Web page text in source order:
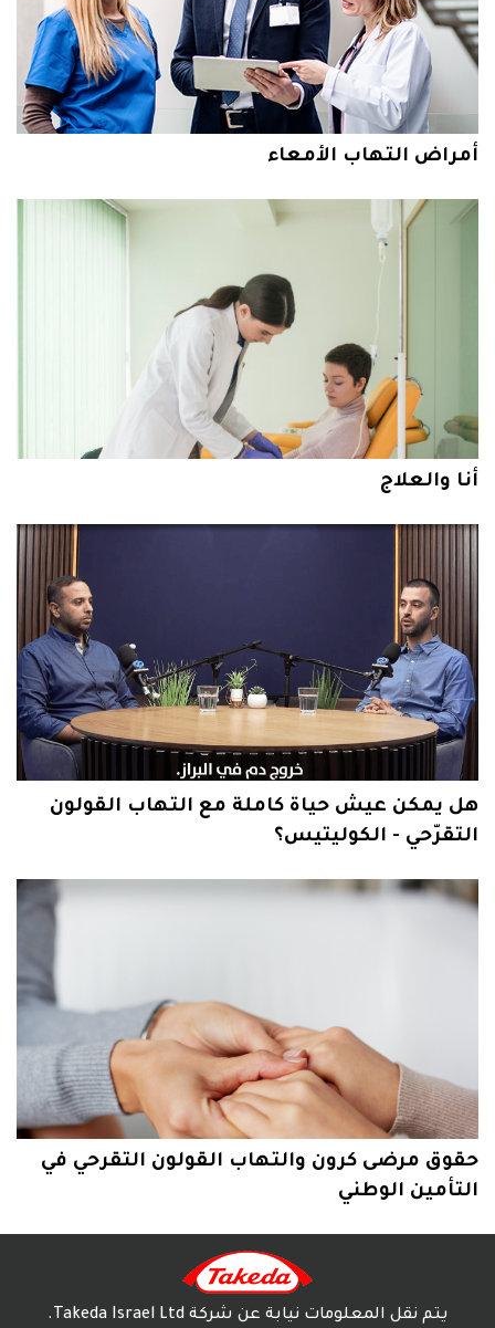
أمراض التهاب الأمعاء
أنا والعلاج
هل يمكن عيش حياة كاملة مع التهاب القولون
التقرّحي - الكوليتيس؟
حقوق مرضى كرون والتهاب القولون التقرحي في
التأمين الوطني
يتم نقل المعلومات نيابة عن شركة Takeda Israel Ltd.